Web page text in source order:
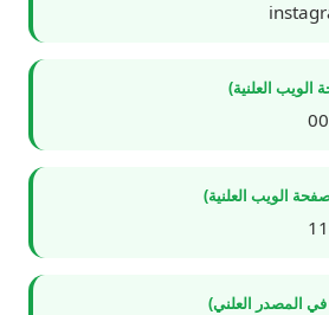
العلنية)
الويب العلنية)
المصدر العلني)